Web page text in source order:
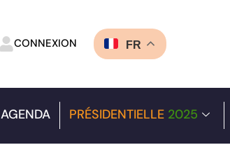
CONNEXION FR
AGENDA PRÉSIDENTIELLE 2025